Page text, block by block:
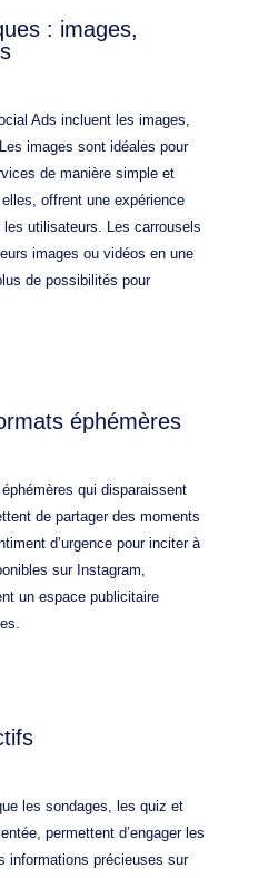
: images,
Ads incluent les images,
images sont idéales pour
de manière simple et
offrent une expérience
utilisateurs. Les carrousels
images ou vidéos en une
de possibilités pour
éphémères
qui disparaissent
de partager des moments
d’urgence pour inciter à
sur Instagram,
un espace publicitaire
les sondages, les quiz et
permettent d’engager les
informations précieuses sur